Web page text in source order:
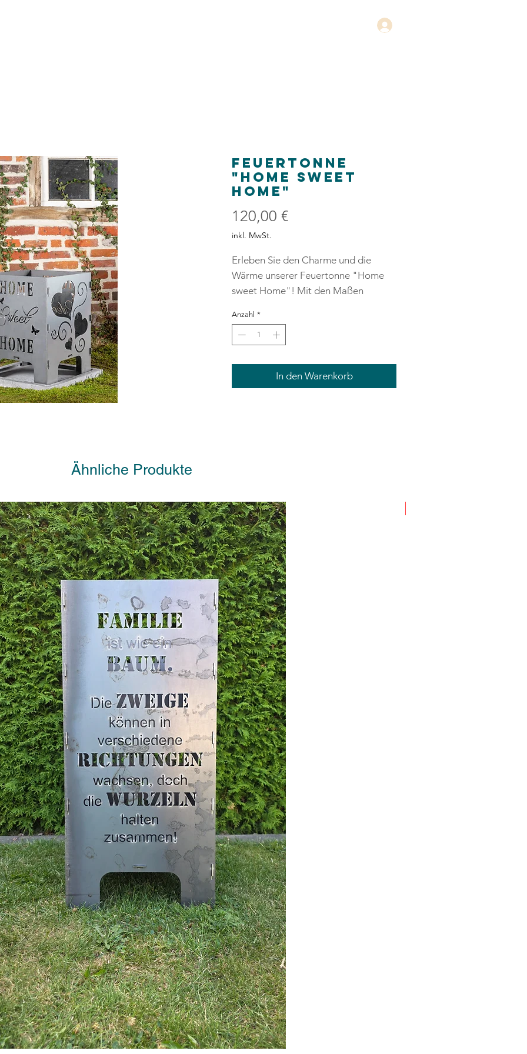
Feuertonne
"Home sweet
Home"
120,00 €Preis
inkl. MwSt.
Erleben Sie den Charme und die
Wärme unserer Feuertonne "Home
sweet Home"! Mit den Maßen
ca. 15 kg ist sie nicht nur ein echter
Blickfang, sondern auch robust und
starkem, rostendem Stahl, wird jede
Feuertonne durch die natürliche
das praktische Stecksystem
ermöglicht Ihnen eine schnelle und
unkomplizierte Inbetriebnahme.
Vielfältige Einsatzmöglichkeiten
bieten sich durch das
optionaleZubehör
rUntersetzer
Feuerquelle oder dekoratives
Element – die "Familie ist"
Feuertonne ist ein Allrounder für Ihren
Außenbereich.
Hergestellt in Deutschland, steht sie
für höchste Qualität und
Handwerkskunst. Bitte beachten Sie,
dass bei der Lieferung Rostflecken
auftreten können. Diese sind
materialbedingt und kein
Reklamationsgrund. Ebenso können
Kratzer Materialbedingt vorkommen.
Diese beeinträchtigen in keiner Weise
die Funktionalität oder die
Nutzbarkeit der Feuertonne. Im Laufe
der Zeit wird die Feuertonne durch
die natürliche Rostbildung eine Patina
entwickeln, welche die Kratzer
verdeckt und diese somit optisch
nicht mehr sichtbar sind.
Ihre Feuertonne lässt sich
zudemindividuell
Sie IhrerKreativität
Lieferumfang: Feuertonne
(Dekorationsartikel nicht inbegriffen)
Anzahl *
In den Warenkorb
Ähnliche Produkte